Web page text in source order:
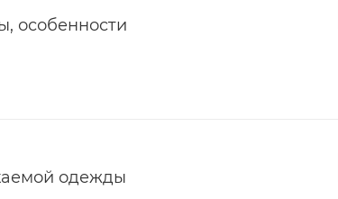
особенности
одежды